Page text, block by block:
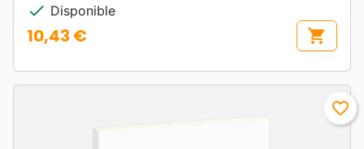
check Disponible
Prix
10,43 € shopping_cart
favorite_border